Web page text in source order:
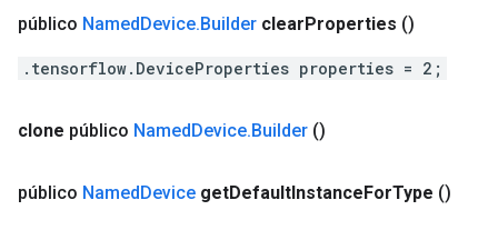
público NamedDevice.Builder clearProperties ()
.tensorflow.DeviceProperties properties = 2;
clone público NamedDevice.Builder ()
público NamedDevice getDefaultInstanceForType ()